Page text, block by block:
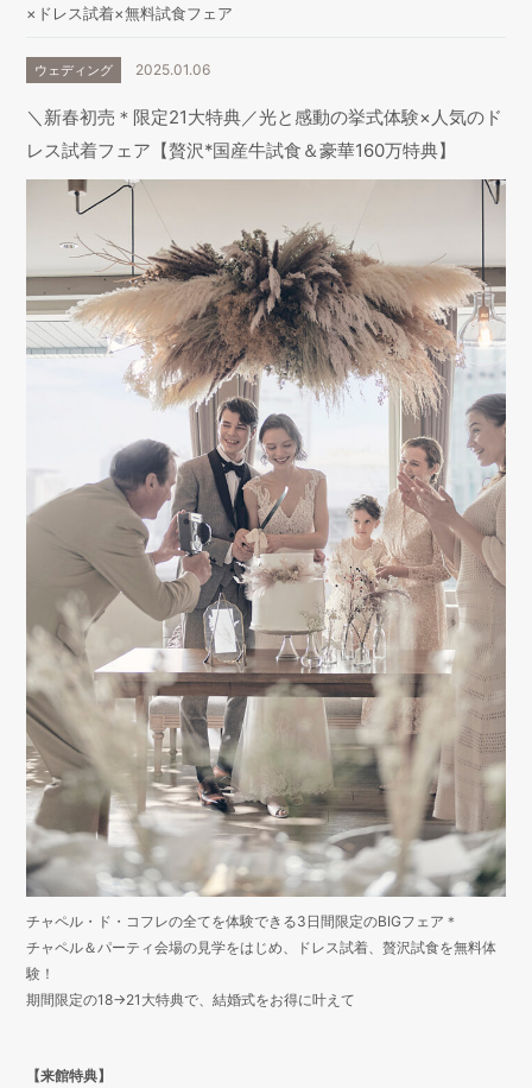
×ドレス試着×無料試食フェア
ウェディング 2025.01.06
＼新春初売＊限定21大特典／光と感動の挙式体験×人気のド
レス試着フェア【贅沢*国産牛試食＆豪華160万特典】
チャペル・ド・コフレの全てを体験できる3日間限定のBIGフェア＊
チャペル＆パーティ会場の見学をはじめ、ドレス試着、贅沢試食を無料体
験！
期間限定の18→21大特典で、結婚式をお得に叶えて
【来館特典】